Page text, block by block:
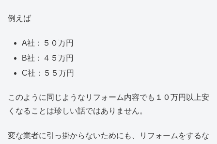
例えば
A社：５０万円
B社：４５万円
C社：５５万円
このように同じようなリフォーム内容でも１０万円以上安
くなることは珍しい話ではありません。
変な業者に引っ掛からないためにも、リフォームをするな